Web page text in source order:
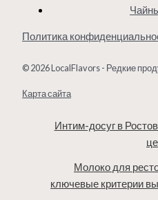
Политика
© 2026 LocalFlavors - Редкие
Карта сайта
Интим-досуг в
Молоко для
ключевые критерии